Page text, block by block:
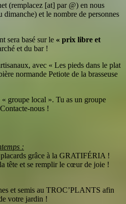
(remplacez [at] par @) en nous
dimanche) et le nombre de personnes
sera basé sur le « prix libre et
et du bar !
avec « Les pieds dans le plat
normande Petiote de la brasseuse
« groupe local ». Tu as un groupe
nous !
:
grâce à la GRATIFÉRIA !
tête et se remplir le cœur de joie !
et semis au TROC’PLANTS afin
votre jardin !